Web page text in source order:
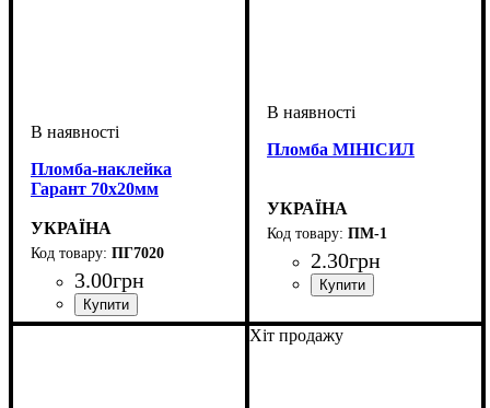
Пломба-наклейка
Гарант 70х20мм
УКРАЇНА
ПГ7020
3.00грн
Пломба МІНІСИЛ
УКРАЇНА
ПМ-1
2.30грн
Хіт продажу